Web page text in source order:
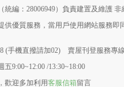
統編：28006949）負責建置及維護
供優質服務，當用戶使用網站服務即
(手機直撥請加02) 賣屋刊登服務專
9:00~12:00 /13:30~18:00
歡迎多加利用客服信箱留言